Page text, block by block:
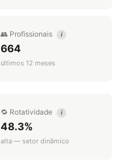
👥 Profissionais i
664
últimos 12 meses
🔁 Rotatividade i
48.3%
alta — setor dinâmico